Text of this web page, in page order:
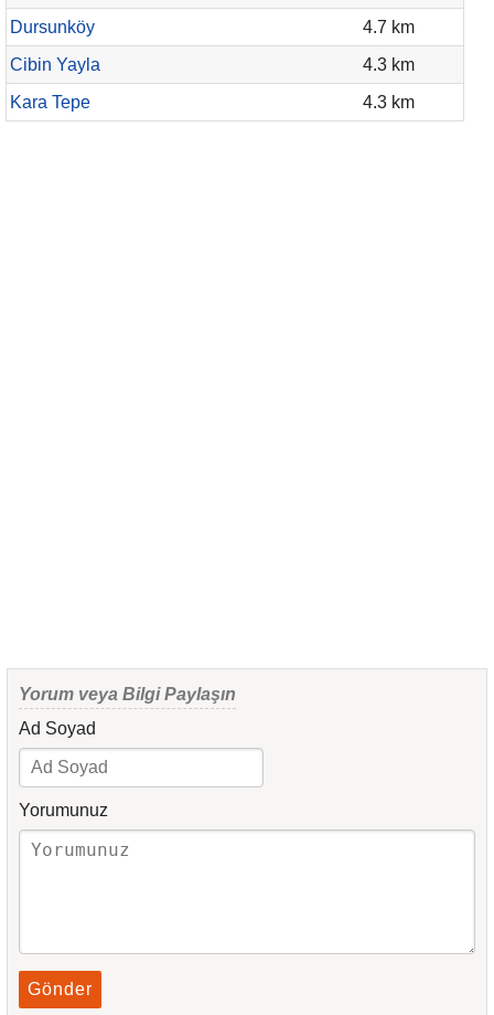
Dursunköy
4.7 km
Cibin Yayla
4.3 km
Kara Tepe
4.3 km
Yorum veya Bilgi Paylaşın
Ad Soyad
Yorumunuz
Gönder